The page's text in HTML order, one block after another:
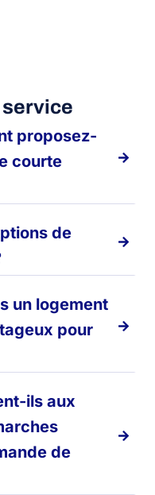
service
proposez-
courte
de
un logement
pour
ils aux
de